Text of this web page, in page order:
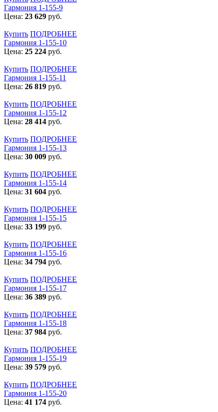
Гармония 1-155-9
Цена: 23 629 руб.
Купить ПОДРОБНЕЕ
Гармония 1-155-10
Цена: 25 224 руб.
Купить ПОДРОБНЕЕ
Гармония 1-155-11
Цена: 26 819 руб.
Купить ПОДРОБНЕЕ
Гармония 1-155-12
Цена: 28 414 руб.
Купить ПОДРОБНЕЕ
Гармония 1-155-13
Цена: 30 009 руб.
Купить ПОДРОБНЕЕ
Гармония 1-155-14
Цена: 31 604 руб.
Купить ПОДРОБНЕЕ
Гармония 1-155-15
Цена: 33 199 руб.
Купить ПОДРОБНЕЕ
Гармония 1-155-16
Цена: 34 794 руб.
Купить ПОДРОБНЕЕ
Гармония 1-155-17
Цена: 36 389 руб.
Купить ПОДРОБНЕЕ
Гармония 1-155-18
Цена: 37 984 руб.
Купить ПОДРОБНЕЕ
Гармония 1-155-19
Цена: 39 579 руб.
Купить ПОДРОБНЕЕ
Гармония 1-155-20
Цена: 41 174 руб.